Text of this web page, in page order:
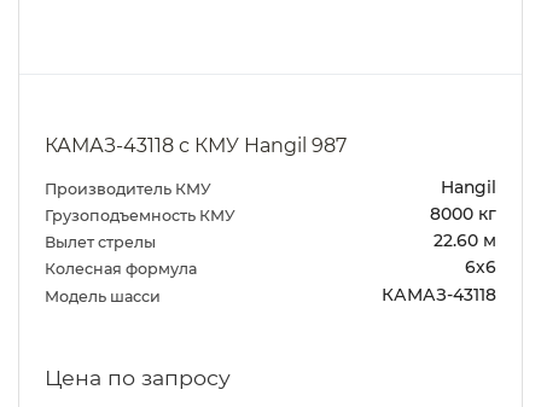
КАМАЗ-43118 с КМУ Hangil 987
Производитель КМУ Hangil
Грузоподъемность КМУ 8000 кг
Вылет стрелы 22.60 м
Колесная формула 6х6
Модель шасси КАМАЗ-43118
Цена по запросу